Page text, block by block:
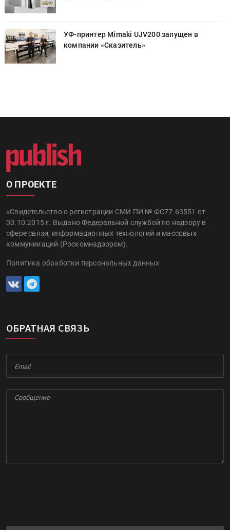
УФ-принтер Mimaki UJV200 запущен в
компании «Сказитель»
О ПРОЕКТЕ
«Свидетельство о регистрации СМИ ПИ № ФС77-63551 от
30.10.2015 г. Выдано Федеральной службой по надзору в
сфере связи, информационных технологий и массовых
коммуникаций (Роскомнадзором).
Политика обработки персональных данных
ОБРАТНАЯ СВЯЗЬ